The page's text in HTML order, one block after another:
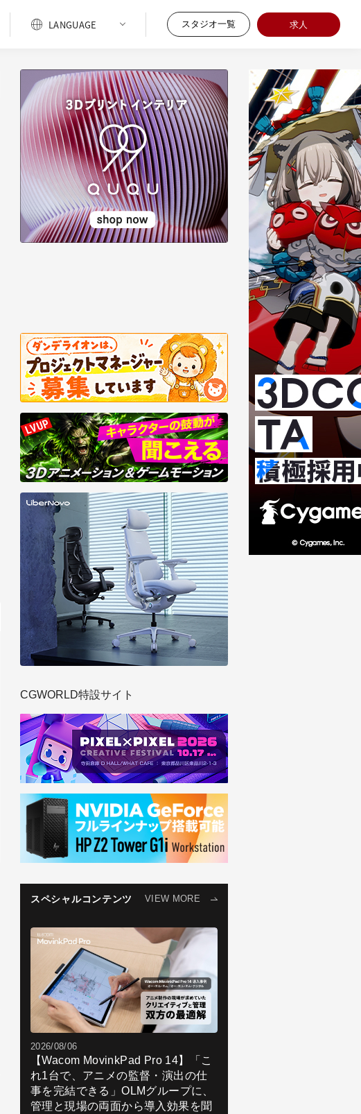
スタジオ一覧 求人
CGWORLD特設サイト
スペシャルコンテンツ VIEW MORE
2026/08/06
【Wacom MovinkPad Pro 14】「こ
れ1台で、アニメの監督・演出の仕
事を完結できる」OLMグループに、
管理と現場の両面から導入効果を聞